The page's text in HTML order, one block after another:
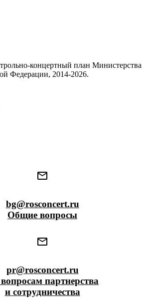
концертный план Министерства
Федерации, 2014-2026.
bg@rosconcert.ru
Общие вопросы
pr@rosconcert.ru
партнерства
и сотрудничества